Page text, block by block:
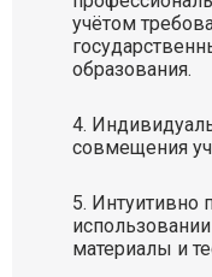
учётом
образования.
совмещения
Интуитивно
материалы и